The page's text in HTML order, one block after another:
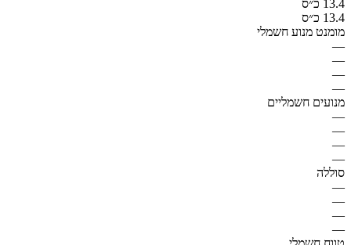
13.4 כ״ס
13.4 כ״ס
מומנט מנוע חשמלי
—
—
—
—
מנועים חשמליים
—
—
—
—
סוללה
—
—
—
—